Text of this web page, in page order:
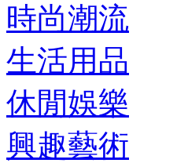
時尚潮流
生活用品
休閒娛樂
興趣藝術